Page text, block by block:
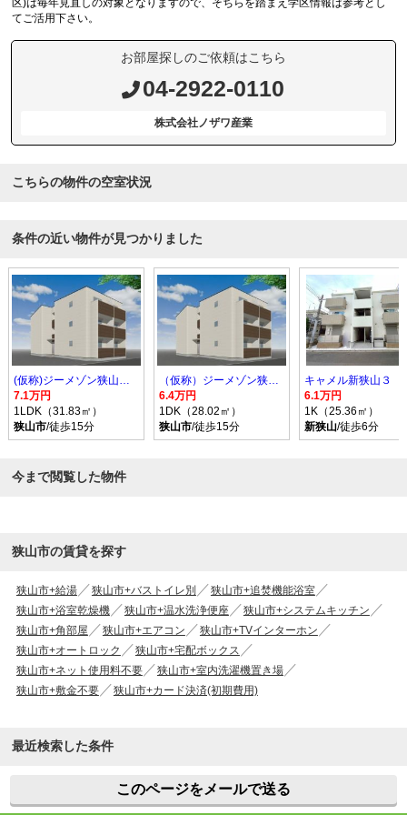
区)は毎年見直しの対象となりますので、そちらを踏まえ学区情報は参考とし
てご活用下さい。
お部屋探しのご依頼はこちら
04-2922-0110
株式会社ノザワ産業
こちらの物件の空室状況
条件の近い物件が見つかりました
(仮称)ジーメゾン狭山入間川レスト
7.1万円
1LDK（31.83㎡）
狭山市/徒歩15分
（仮称）ジーメゾン狭山入間川レスト
6.4万円
1DK（28.02㎡）
狭山市/徒歩15分
キャメル新狭山３
6.1万円
1K（25.36㎡）
新狭山/徒歩6分
今まで閲覧した物件
狭山市の賃貸を探す
狭山市+給湯 狭山市+バストイレ別
狭山市+追焚機能浴室
狭山市+浴室乾燥機
狭山市+温水洗浄便座
狭山市+システムキッチン
狭山市+角部屋
狭山市+エアコン
狭山市+TVインターホン
狭山市+オートロック
狭山市+宅配ボックス
狭山市+ネット使用料不要
狭山市+室内洗濯機置き場
狭山市+敷金不要
狭山市+カード決済(初期費用)
最近検索した条件
このページをメールで送る